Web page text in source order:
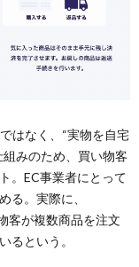
はなく、“実物を自宅
みのため、買い物客
。EC事業者にとって
る。実際に、
客が複数商品を注文
るという。